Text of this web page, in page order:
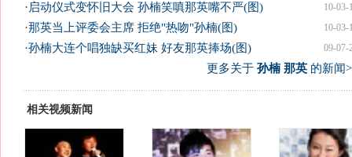
10-03-
·启动仪式变怀旧大会 孙楠笑嗔那英嘴不严(图)
10-03-
·那英当上评委会主席 拒绝"热吻"孙楠(图)
09-07-
·孙楠大连个唱独缺买红妹 好友那英捧场(图)
更多关于 孙楠 那英的新闻
相关视频新闻